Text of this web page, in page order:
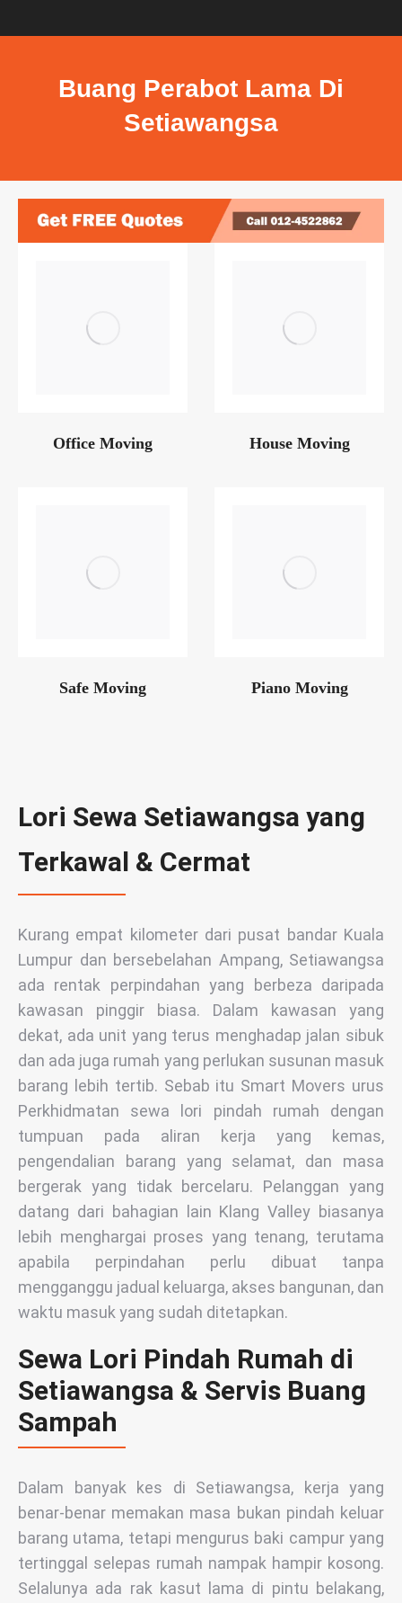
Buang Perabot Lama Di
Setiawangsa
Office Moving House Moving
Safe Moving Piano Moving
Lori Sewa Setiawangsa yang
Terkawal & Cermat
Kurang empat kilometer dari pusat bandar Kuala
Lumpur dan bersebelahan Ampang, Setiawangsa
ada rentak perpindahan yang berbeza daripada
kawasan pinggir biasa. Dalam kawasan yang
dekat, ada unit yang terus menghadap jalan sibuk
dan ada juga rumah yang perlukan susunan masuk
barang lebih tertib. Sebab itu Smart Movers urus
Perkhidmatan sewa lori pindah rumah dengan
tumpuan pada aliran kerja yang kemas,
pengendalian barang yang selamat, dan masa
bergerak yang tidak bercelaru. Pelanggan yang
datang dari bahagian lain Klang Valley biasanya
lebih menghargai proses yang tenang, terutama
apabila perpindahan perlu dibuat tanpa
mengganggu jadual keluarga, akses bangunan, dan
waktu masuk yang sudah ditetapkan.
Sewa Lori Pindah Rumah di
Setiawangsa & Servis Buang
Sampah
Dalam banyak kes di Setiawangsa, kerja yang
benar-benar memakan masa bukan pindah keluar
barang utama, tetapi mengurus baki campur yang
tertinggal selepas rumah nampak hampir kosong.
Selalunya ada rak kasut lama di pintu belakang,